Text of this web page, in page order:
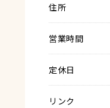
住所
営業時間
定休日
リンク